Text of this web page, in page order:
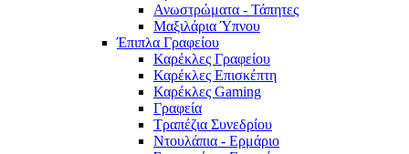
Ανωστρώματα - Τάπητες
Μαξιλάρια Ύπνου
Έπιπλα Γραφείου
Καρέκλες Γραφείου
Καρέκλες Επισκέπτη
Καρέκλες Gaming
Γραφεία
Τραπέζια Συνεδρίου
Ντουλάπια - Ερμάριο